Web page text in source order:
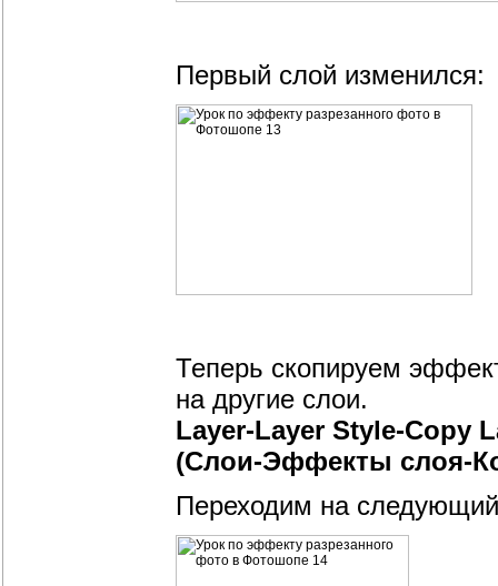
Первый слой изменился:
Теперь скопируем
на другие слои.
Layer-Layer Style-Copy
(Слои-Эффекты слоя-
Переходим на